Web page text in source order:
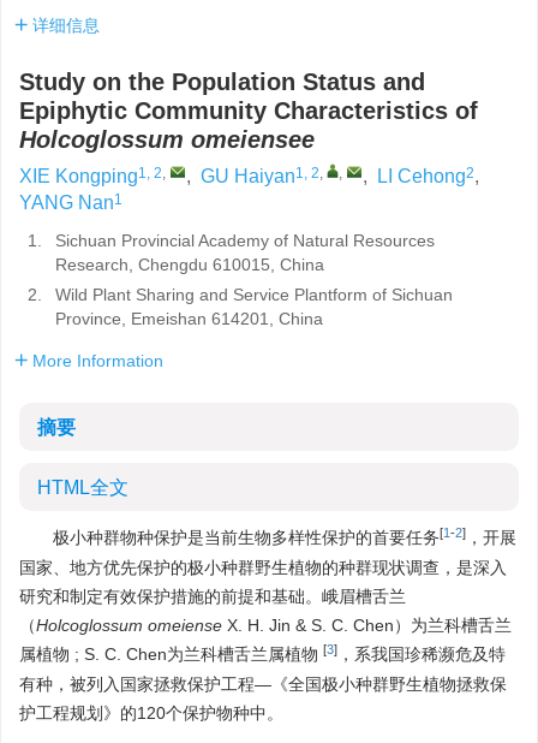
详细信息
Study on the Population Status and
Epiphytic Community Characteristics of
Holcoglossum omeiensee
XIE Kongping1, 2, , GU Haiyan1, 2, , , LI Cehong2,
YANG Nan1
1.
Sichuan Provincial Academy of Natural Resources
Research, Chengdu 610015, China
2.
Wild Plant Sharing and Service Plantform of Sichuan
Province, Emeishan 614201, China
More Information
摘要
HTML全文
极小种群物种保护是当前生物多样性保护的首要任务[1-2] ，开展
国家、地方优先保护的极小种群野生植物的种群现状调查，是深入
研究和制定有效保护措施的前提和基础。峨眉槽舌兰
（Holcoglossum omeiense X. H. Jin & S. C. Chen）为兰科槽舌兰
属植物 ; S. C. Chen为兰科槽舌兰属植物 [3] ，系我国珍稀濒危及特
有种，被列入国家拯救保护工程—《全国极小种群野生植物拯救保
护工程规划》的120个保护物种中。